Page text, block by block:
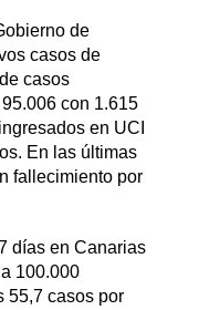
de
casos de
casos
con 1.615
en UCI
En las últimas
fallecimiento por
días en Canarias
100.000
55,7 casos por